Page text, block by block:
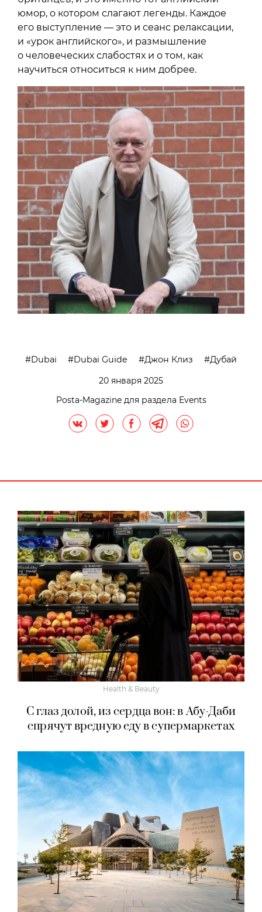
юмор, о котором слагают легенды. Каждое
его выступление — это и сеанс релаксации,
и «урок английского», и размышление
о человеческих слабостях и о том, как
научиться относиться к ним добрее.
Dubai Dubai Guide Джон Клиз
Дубай
20 января 2025
Posta-Magazine для раздела Events
Health & Beauty
С глаз долой, из сердца вон: в Абу-Даби
спрячут вредную еду в супермаркетах